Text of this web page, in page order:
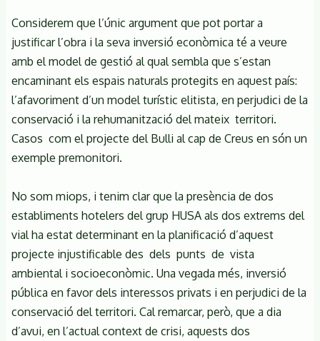
Considerem que l’únic argument que pot portar a
justificar l’obra i la seva inversió econòmica té a veure
amb el model de gestió al qual sembla que s’estan
encaminant els espais naturals protegits en aquest país:
l’afavoriment d’un model turístic elitista, en perjudici de la
conservació i la rehumanització del mateix territori.
Casos com el projecte del Bulli al cap de Creus en són un
exemple premonitori.
No som miops, i tenim clar que la presència de dos
establiments hotelers del grup HUSA als dos extrems del
vial ha estat determinant en la planificació d’aquest
projecte injustificable des dels punts de vista
ambiental i socioeconòmic. Una vegada més, inversió
pública en favor dels interessos privats i en perjudici de la
conservació del territori. Cal remarcar, però, que a dia
d’avui, en l’actual context de crisi, aquests dos